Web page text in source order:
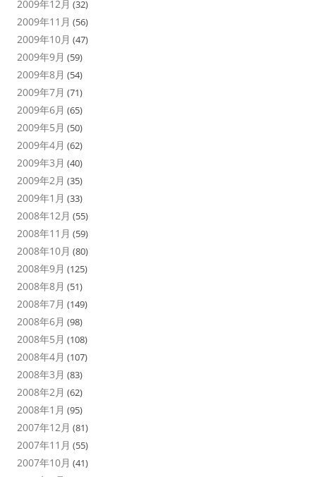
2009年12月 (32)
2009年11月 (56)
2009年10月 (47)
2009年9月 (59)
2009年8月 (54)
2009年7月 (71)
2009年6月 (65)
2009年5月 (50)
2009年4月 (62)
2009年3月 (40)
2009年2月 (35)
2009年1月 (33)
2008年12月 (55)
2008年11月 (59)
2008年10月 (80)
2008年9月 (125)
2008年8月 (51)
2008年7月 (149)
2008年6月 (98)
2008年5月 (108)
2008年4月 (107)
2008年3月 (83)
2008年2月 (62)
2008年1月 (95)
2007年12月 (81)
2007年11月 (55)
2007年10月 (41)